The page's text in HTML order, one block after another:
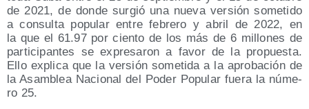
de 2021, de don­de sur­gió una nue­va ver­sión some­ti­do
a con­sul­ta popu­lar entre febre­ro y abril de 2022, en
la que el 61.97 por cien­to de los más de 6 millo­nes de
par­ti­ci­pan­tes se expre­sa­ron a favor de la pro­pues­ta.
Ello expli­ca que la ver­sión some­ti­da a la apro­ba­ción de
la Asam­blea Nacio­nal del Poder Popu­lar fue­ra la núme­
ro 25.